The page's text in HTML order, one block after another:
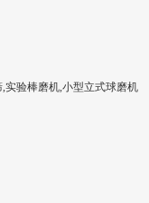
实验棒磨机,小型立式球磨机